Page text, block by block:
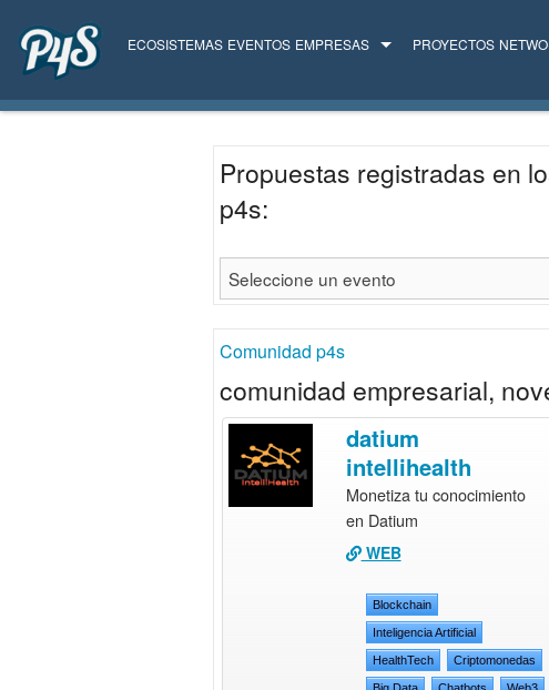
ECOSISTEMAS EVENTOS EMPRESAS PROYECTOS
Propuestas registradas en
p4s:
Comunidad p4s
comunidad empresarial,
datium
intellihealth
Monetiza tu conocimiento
en Datium
WEB
Blockchain
Inteligencia Artificial
HealthTech Criptomonedas
Big Data Chatbots Web3